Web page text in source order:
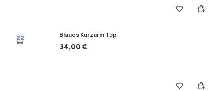
22 Blaues Kurzarm Top
34,00 €